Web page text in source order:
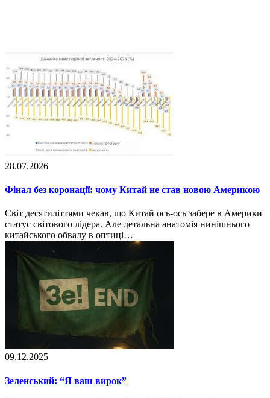
28.07.2026
Фінал без коронації: чому Китай не став новою Америкою
Світ десятиліттями чекав, що Китай ось-ось забере в Америки
статус світового лідера. Але детальна анатомія нинішнього
китайського обвалу в оптиці…
09.12.2025
Зеленський: “Я ваш вирок”